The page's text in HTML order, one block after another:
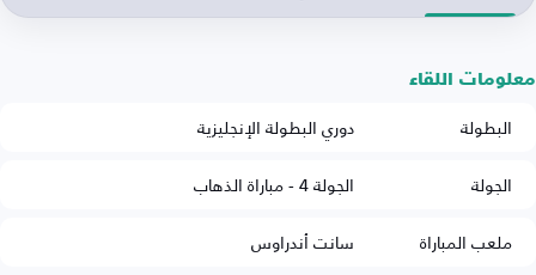
معلومات اللقاء
البطولة
دوري البطولة الإنجليزية
الجولة
الجولة 4 - مباراة الذهاب
ملعب المباراة
سانت أندراوس